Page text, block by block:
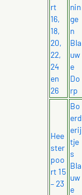
rt
16,
18,
20,
22,
24
en
26
nin
ge
n
Bla
uw
e
Do
rp
Hee
ster
poo
rt 15
– 23
Bo
erd
erij
tje
s
Bla
uw
e